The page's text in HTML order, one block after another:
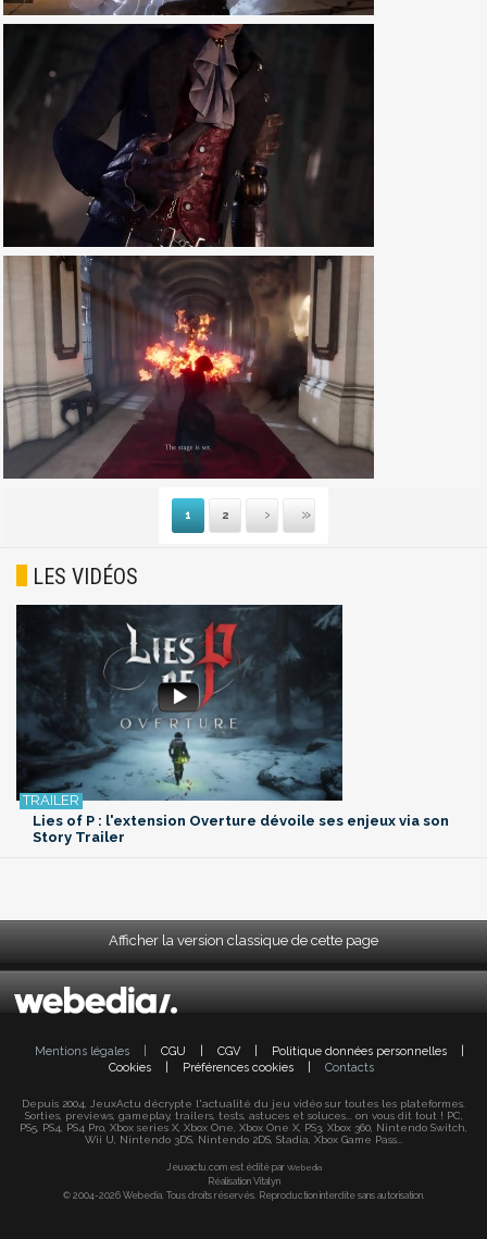
1 2
Suivante
Dernière
LES VIDÉOS
Lies of P : l'extension Overture dévoile ses enjeux via son
Story Trailer
Afficher la version classique de cette page
Mentions légales CGU CGV Politique données personnelles
Cookies
Préférences cookies Contacts
Depuis 2004, JeuxActu décrypte l'actualité du jeu vidéo sur toutes les plateformes.
Sorties, previews, gameplay, trailers, tests, astuces et soluces... on vous dit tout ! PC,
PS5, PS4, PS4 Pro, Xbox series X, Xbox One, Xbox One X, PS3, Xbox 360, Nintendo Switch,
Wii U, Nintendo 3DS, Nintendo 2DS, Stadia, Xbox Game Pass...
Jeuxactu.com est édité par Webedia
Réalisation Vitalyn
© 2004-2026 Webedia. Tous droits réservés. Reproduction interdite sans autorisation.